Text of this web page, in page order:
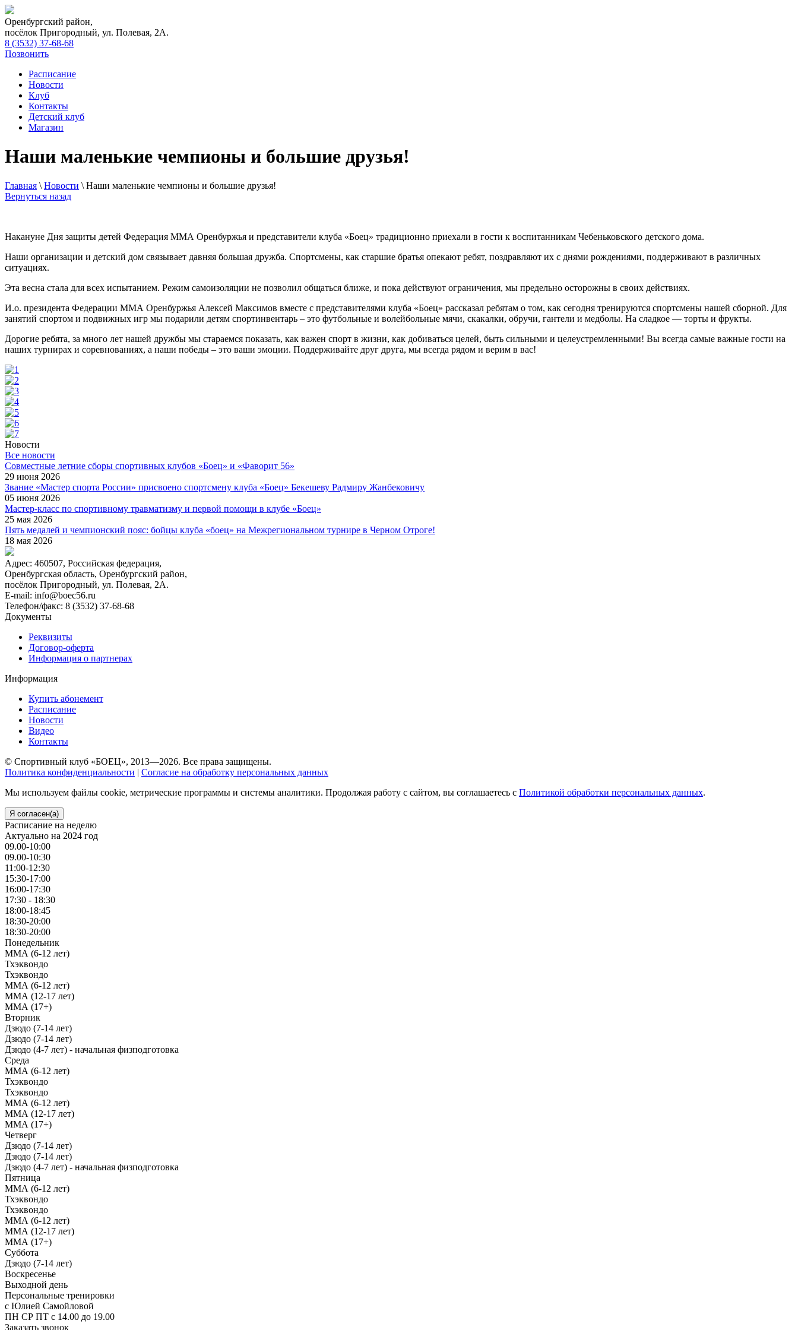
Оренбургский район,
посёлок Пригородный, ул. Полевая, 2А.
8 (3532) 37-68-68
Позвонить
Расписание
Новости
Клуб
Контакты
Детский клуб
Магазин
Наши маленькие чемпионы и большие друзья!
Главная \ Новости \ Наши маленькие чемпионы и большие друзья!
Вернуться назад
Накануне Дня защиты детей Федерация ММА Оренбуржья и представители клуба «Боец» традиционно приехали в гости к воспитанникам Чебеньковского детского дома.
Наши организации и детский дом связывает давняя большая дружба. Спортсмены, как старшие братья опекают ребят, поздравляют их с днями рождениями, поддерживают в различных
ситуациях.
Эта весна стала для всех испытанием. Режим самоизоляции не позволил общаться ближе, и пока действуют ограничения, мы предельно осторожны в своих действиях.
И.о. президента Федерации ММА Оренбуржья Алексей Максимов вместе с представителями клуба «Боец» рассказал ребятам о том, как сегодня тренируются спортсмены нашей сборной. Для
занятий спортом и подвижных игр мы подарили детям спортинвентарь – это футбольные и волейбольные мячи, скакалки, обручи, гантели и медболы. На сладкое — торты и фрукты.
Дорогие ребята, за много лет нашей дружбы мы стараемся показать, как важен спорт в жизни, как добиваться целей, быть сильными и целеустремленными! Вы всегда самые важные гости на
наших турнирах и соревнованиях, а наши победы – это ваши эмоции. Поддерживайте друг друга, мы всегда рядом и верим в вас!
Новости
Все новости
Cовместные летние сборы спортивных клубов «Боец» и «Фаворит 56»
29 июня 2026
Звание «Мастер спорта России» присвоено спортсмену клуба «Боец» Бекешеву Радмиру Жанбековичу
05 июня 2026
Мастер-класс по спортивному травматизму и первой помощи в клубе «Боец»
25 мая 2026
Пять медалей и чемпионский пояс: бойцы клуба «боец» на Межрегиональном турнире в Черном Отроге!
18 мая 2026
Адрес: 460507, Российская федерация,
Оренбургская область, Оренбургский район,
посёлок Пригородный, ул. Полевая, 2А.
E-mail: info@boec56.ru
Телефон/факс: 8 (3532) 37-68-68
Документы
Реквизиты
Договор-оферта
Информация о партнерах
Информация
Купить абонемент
Расписание
Новости
Видео
Контакты
© Спортивный клуб «БОЕЦ», 2013—2026. Все права защищены.
Политика конфиденциальности | Согласие на обработку персональных данных
Мы используем файлы cookie, метрические программы и системы аналитики. Продолжая работу с сайтом, вы соглашаетесь с Политикой обработки персональных данных.
Я согласен(а)
Расписание на неделю
Актуально на 2024 год
09.00-10:00
09.00-10:30
11:00-12:30
15:30-17:00
16:00-17:30
17:30 - 18:30
18:00-18:45
18:30-20:00
18:30-20:00
Понедельник
ММА (6-12 лет)
Тхэквондо
Тхэквондо
ММА (6-12 лет)
ММА (12-17 лет)
ММА (17+)
Вторник
Дзюдо (7-14 лет)
Дзюдо (7-14 лет)
Дзюдо (4-7 лет) - начальная физподготовка
Среда
ММА (6-12 лет)
Тхэквондо
Тхэквондо
ММА (6-12 лет)
ММА (12-17 лет)
ММА (17+)
Четверг
Дзюдо (7-14 лет)
Дзюдо (7-14 лет)
Дзюдо (4-7 лет) - начальная физподготовка
Пятница
ММА (6-12 лет)
Тхэквондо
Тхэквондо
ММА (6-12 лет)
ММА (12-17 лет)
ММА (17+)
Суббота
Дзюдо (7-14 лет)
Воскресенье
Выходной день
Персональные тренировки
с Юлией Самойловой
ПН СР ПТ с 14.00 до 19.00
Заказать звонок